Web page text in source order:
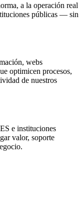
a la operación real
públicas — sin
webs
optimicen procesos,
de nuestros
e instituciones
valor, soporte